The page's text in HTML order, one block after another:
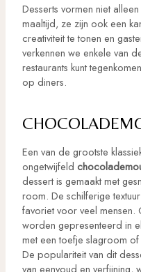
Desserts vormen niet
maaltijd, ze zijn ook een
creativiteit te tonen en
verkennen we enkele van
restaurants kunt
op diners.
Een van de grootste
ongetwijfeld
dessert is gemaakt met
room. De schilferige
favoriet voor veel
worden gepresenteerd in
met een toefje slagroom
De populariteit van dit
van eenvoud en verfijning,